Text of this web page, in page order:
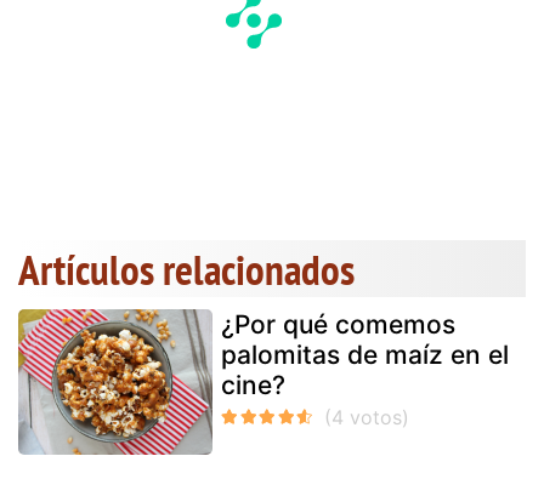
Artículos relacionados
¿Por qué comemos
palomitas de maíz en el
cine?